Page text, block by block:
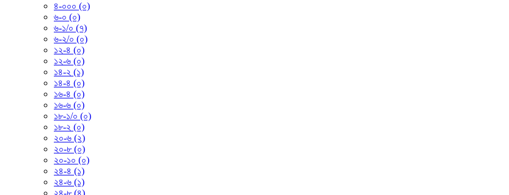
৪-০০০ (০)
৬-০ (০)
৬-১/০ (৭)
৬-২/০ (০)
১২-৪ (০)
১২-৬ (০)
১৪-২ (১)
১৪-৪ (০)
১৬-৪ (০)
১৬-৬ (০)
১৮-১/০ (০)
১৮-২ (০)
২০-৬ (২)
২০-৮ (০)
২০-১০ (০)
২৪-৪ (১)
২৪-৬ (১)
২৪-৮ (৪)